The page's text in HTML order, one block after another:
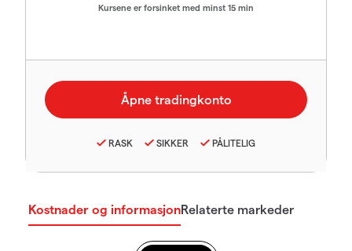
Kursene er forsinket med minst 15 min
RASK SIKKER PÅLITELIG
Kostnader og informasjonRelaterte markeder